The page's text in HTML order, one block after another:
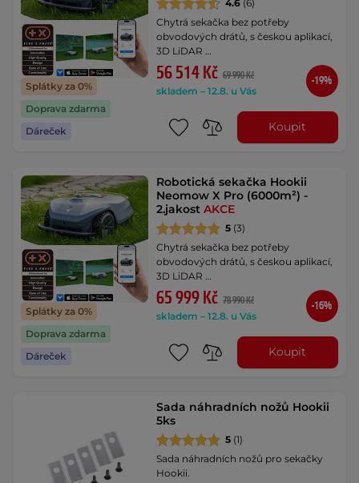
Splátky za 0%
Doprava zdarma
Dáreček
4.6 (6)
Chytrá sekačka bez potřeby
obvodových drátů, s českou aplikací,
3D LiDAR …
56 514 Kč 69 990 Kč
skladem – 12.8. u Vás
-19%
Koupit
Splátky za 0%
Doprava zdarma
Dáreček
Robotická sekačka Hookii
Neomow X Pro (6000m²) -
2.jakostAKCE
5 (3)
Chytrá sekačka bez potřeby
obvodových drátů, s českou aplikací,
3D LiDAR …
65 999 Kč 78 990 Kč
skladem – 12.8. u Vás
-16%
Koupit
Sada náhradních nožů Hookii
5ks
5 (1)
Sada náhradních nožů pro sekačky
Hookii.